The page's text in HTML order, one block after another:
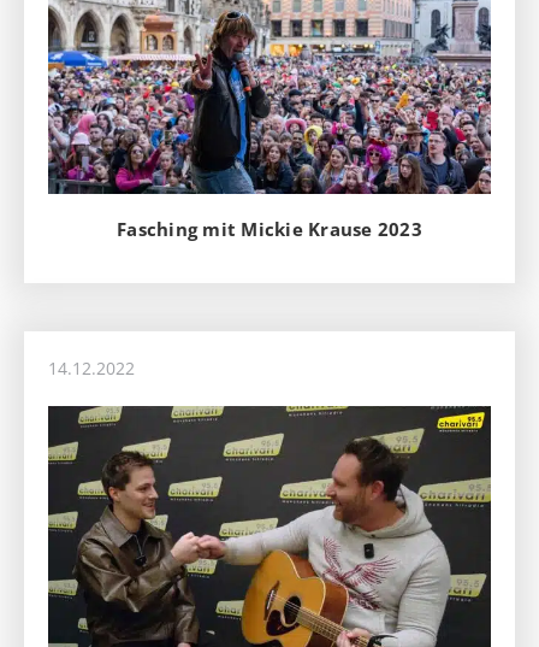
Fasching mit Mickie Krause 2023
14.12.2022